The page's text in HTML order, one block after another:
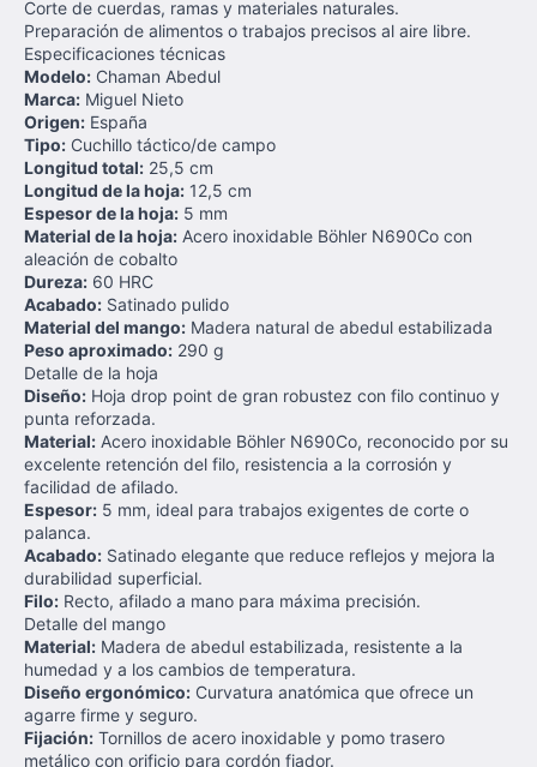
Corte de cuerdas, ramas y materiales naturales.
Preparación de alimentos o trabajos precisos al aire libre.
Especificaciones técnicas
Modelo: Chaman Abedul
Marca: Miguel Nieto
Origen: España
Tipo: Cuchillo táctico/de campo
Longitud total: 25,5 cm
Longitud de la hoja: 12,5 cm
Espesor de la hoja: 5 mm
Material de la hoja: Acero inoxidable Böhler N690Co con
aleación de cobalto
Dureza: 60 HRC
Acabado: Satinado pulido
Material del mango: Madera natural de abedul estabilizada
Peso aproximado: 290 g
Detalle de la hoja
Diseño: Hoja drop point de gran robustez con filo continuo y
punta reforzada.
Material: Acero inoxidable Böhler N690Co, reconocido por su
excelente retención del filo, resistencia a la corrosión y
facilidad de afilado.
Espesor: 5 mm, ideal para trabajos exigentes de corte o
palanca.
Acabado: Satinado elegante que reduce reflejos y mejora la
durabilidad superficial.
Filo: Recto, afilado a mano para máxima precisión.
Detalle del mango
Material: Madera de abedul estabilizada, resistente a la
humedad y a los cambios de temperatura.
Diseño ergonómico: Curvatura anatómica que ofrece un
agarre firme y seguro.
Fijación: Tornillos de acero inoxidable y pomo trasero
metálico con orificio para cordón fiador.